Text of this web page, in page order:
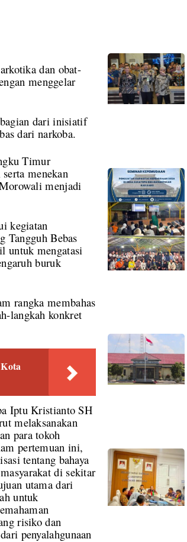
dan obat-
menggelar
dari inisiatif
dari narkoba.
Timur
menekan
menjadi
kegiatan
Tangguh Bebas
untuk mengatasi
buruk
rangka membahas
langkah konkret
Iptu Kristianto SH
melaksanakan
para tokoh
pertemuan ini,
tentang bahaya
di sekitar
utama dari
untuk
risiko dan
penyalahgunaan